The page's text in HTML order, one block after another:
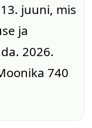
juuni, mis
ja
2026.
740